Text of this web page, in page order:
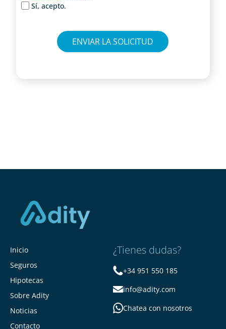
Sí, acepto.
ENVIAR LA SOLICITUD
Inicio
Seguros
Hipotecas
Sobre Adity
Noticias
Contacto
¿Tienes dudas?
+34 951 550 185
info@adity.com
Chatea con nosotros